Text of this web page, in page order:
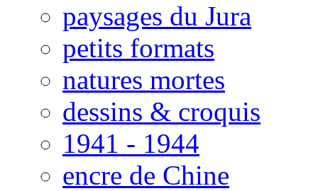
paysages du Jura
petits formats
natures mortes
dessins & croquis
1941 - 1944
encre de Chine